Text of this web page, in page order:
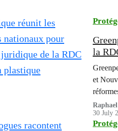
la
et
30 July